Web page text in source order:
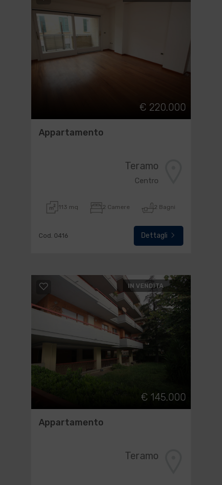
€ 220.000
Appartamento
Teramo
Centro
113 mq 2 Camere 2 Bagni
Cod. 0416 Dettagli
IN VENDITA
€ 145.000
Appartamento
Teramo